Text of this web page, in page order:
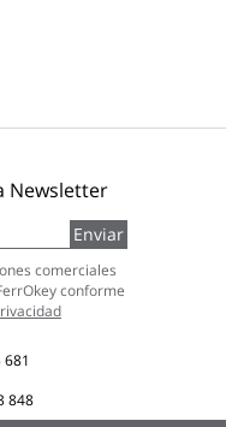
Newsletter
Enviar
comerciales
conforme
848